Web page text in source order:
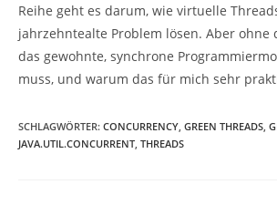
Reihe geht es darum, wie virtuelle
jahrzehntealte Problem lösen. Aber ohne
das gewohnte, synchrone
muss, und warum das für mich sehr
SCHLAGWÖRTER: CONCURRENCY GREEN THREADS
JAVA.UTIL.CONCURRENT THREADS